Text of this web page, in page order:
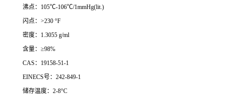
沸点：105℃-106℃/1mmHg(lit.)
闪点：>230 °F
密度：1.3055 g/ml
含量：≥98%
CAS：19158-51-1
EINECS号：242-849-1
储存温度：2-8°C